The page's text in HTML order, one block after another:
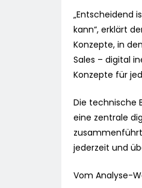
„Entscheidend
kann“, erklärt
Konzepte, in
Sales – digital
Konzepte für
Die technische
eine zentrale
jederzeit und
Vom Analyse-